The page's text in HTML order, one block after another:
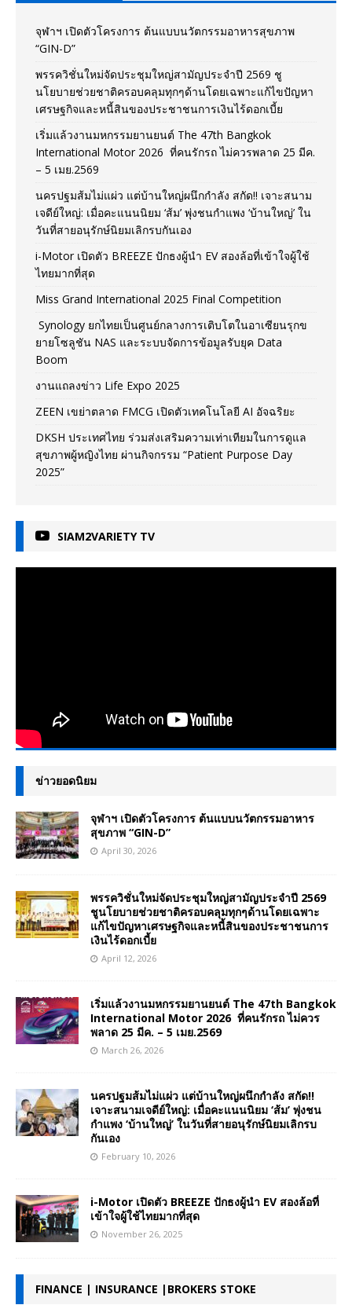
จุฬาฯ เปิดตัวโครงการ ต้นแบบนวัตกรรมอาหารสุขภาพ
“GIN-D”
พรรควิชั่นใหม่จัดประชุมใหญ่สามัญประจำปี 2569 ชู
นโยบายช่วยชาติครอบคลุมทุกๆด้านโดยเฉพาะแก้ไขปัญหา
เศรษฐกิจและหนี้สินของประชาชนการเงินไร้ดอกเบี้ย
เริ่มแล้วงานมหกรรมยานยนต์ The 47th Bangkok
International Motor 2026 ที่คนรักรถ ไม่ควรพลาด 25 มีค.
– 5 เมย.2569
นครปฐมส้มไม่แผ่ว แต่บ้านใหญ่ผนึกกำลัง สกัด!! เจาะสนาม
เจดีย์ใหญ่: เมื่อคะแนนนิยม ‘ส้ม’ พุ่งชนกำแพง ‘บ้านใหญ่’ ใน
วันที่สายอนุรักษ์นิยมเลิกรบกันเอง
i-Motor เปิดตัว BREEZE ปักธงผู้นำ EV สองล้อที่เข้าใจผู้ใช้
ไทยมากที่สุด
Miss Grand International 2025 Final Competition
Synology ยกไทยเป็นศูนย์กลางการเติบโตในอาเซียนรุกข
ยายโซลูชัน NAS และระบบจัดการข้อมูลรับยุค Data
Boom
งานแถลงข่าว Life Expo 2025
ZEEN เขย่าตลาด FMCG เปิดตัวเทคโนโลยี AI อัจฉริยะ
DKSH ประเทศไทย ร่วมส่งเสริมความเท่าเทียมในการดูแล
สุขภาพผู้หญิงไทย ผ่านกิจกรรม “Patient Purpose Day
2025”
SIAM2VARIETY TV
ข่าวยอดนิยม
จุฬาฯ เปิดตัวโครงการ ต้นแบบนวัตกรรมอาหาร
สุขภาพ “GIN-D”
April 30, 2026
พรรควิชั่นใหม่จัดประชุมใหญ่สามัญประจำปี 2569
ชูนโยบายช่วยชาติครอบคลุมทุกๆด้านโดยเฉพาะ
แก้ไขปัญหาเศรษฐกิจและหนี้สินของประชาชนการ
เงินไร้ดอกเบี้ย
April 12, 2026
เริ่มแล้วงานมหกรรมยานยนต์ The 47th Bangkok
International Motor 2026 ที่คนรักรถ ไม่ควร
พลาด 25 มีค. – 5 เมย.2569
March 26, 2026
นครปฐมส้มไม่แผ่ว แต่บ้านใหญ่ผนึกกำลัง สกัด!!
เจาะสนามเจดีย์ใหญ่: เมื่อคะแนนนิยม ‘ส้ม’ พุ่งชน
กำแพง ‘บ้านใหญ่’ ในวันที่สายอนุรักษ์นิยมเลิกรบ
กันเอง
February 10, 2026
i-Motor เปิดตัว BREEZE ปักธงผู้นำ EV สองล้อที่
เข้าใจผู้ใช้ไทยมากที่สุด
November 26, 2025
FINANCE | INSURANCE |BROKERS STOKE